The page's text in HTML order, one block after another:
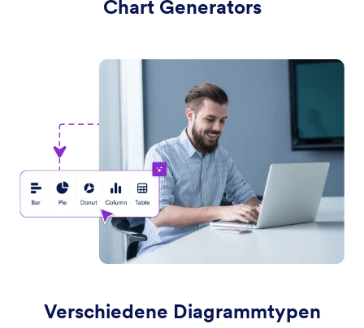
Chart Generators
Verschiedene Diagrammtypen